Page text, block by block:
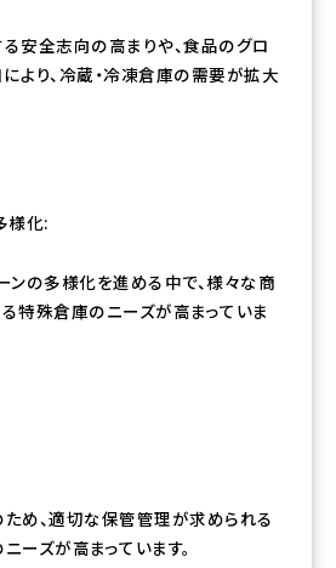
安全志向の高まりや、食品のグロ
より、冷蔵・冷凍倉庫の需要が拡大
様化:
ンの多様化を進める中で、様々な商
特殊倉庫のニーズが高まっていま
め、適切な保管管理が求められる
ーズが高まっています。